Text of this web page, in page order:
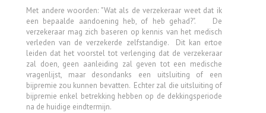
Met andere woorden: "Wat als de verzekeraar weet dat ik
een bepaalde aandoening heb, of heb gehad?". De
verzekeraar mag zich baseren op kennis van het medisch
verleden van de verzekerde zelfstandige. Dit kan ertoe
leiden dat het voorstel tot verlenging dat de verzekeraar
zal doen, geen aanleiding zal geven tot een medische
vragenlijst, maar desondanks een uitsluiting of een
bijpremie zou kunnen bevatten. Echter zal die uitsluiting of
bijpremie enkel betrekking hebben op de dekkingsperiode
na de huidige eindtermijn.